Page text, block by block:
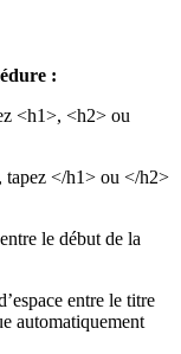
:
<h1>, <h2> ou
tapez </h1> ou </h2>
le début de la
entre le titre
automatiquement